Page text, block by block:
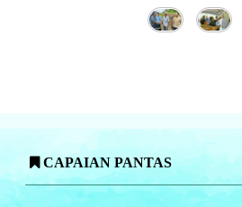
CAPAIAN PANTAS